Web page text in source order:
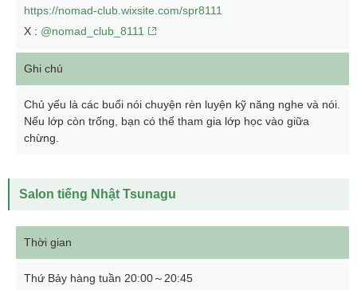
https://nomad-club.wixsite.com/spr8111
X : @nomad_club_8111
Ghi chú
Chủ yếu là các buổi nói chuyện rèn luyện kỹ năng nghe và nói.
Nếu lớp còn trống, bạn có thể tham gia lớp học vào giữa
chừng.
Salon tiếng Nhật Tsunagu
Thời gian
Thứ Bảy hàng tuần 20:00～20:45